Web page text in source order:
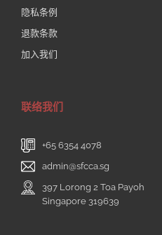
隐私条例
退款条款
加入我们
联络我们
+65 6354 4078
admin@sfcca.sg
397 Lorong 2 Toa Payoh
Singapore 319639